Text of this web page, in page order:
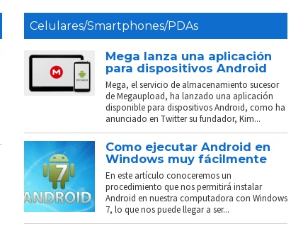
Celulares/Smartphones/PDAs
Mega lanza una aplicación
para dispositivos Android
Mega, el servicio de almacenamiento sucesor
de Megaupload, ha lanzado una aplicación
disponible para dispositivos Android, como ha
anunciado en Twitter su fundador, Kim...
Como ejecutar Android en
Windows muy fácilmente
En este artículo conoceremos un
procedimiento que nos permitirá instalar
Android en nuestra computadora con Windows
7, lo que nos puede llegar a ser...